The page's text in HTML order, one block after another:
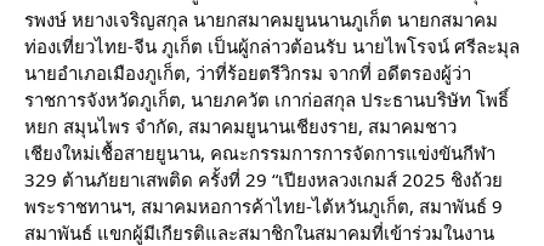
รพงษ์ หยางเจริญสกุล นายกสมาคมยูนนานภูเก็ต นายกสมาคม
ท่องเที่ยวไทย-จีน ภูเก็ต เป็นผู้กล่าวต้อนรับ นายไพโรจน์ ศรีละมุล
นายอำเภอเมืองภูเก็ต, ว่าที่ร้อยตรีวิกรม จากที่ อดีตรองผู้ว่า
ราชการจังหวัดภูเก็ต, นายภควัต เกาก่อสกุล ประธานบริษัท โพธิ์
หยก สมุนไพร จำกัด, สมาคมยูนานเชียงราย, สมาคมชาว
เชียงใหม่เชื้อสายยูนาน, คณะกรรมการการจัดการแข่งขันกีฬา
329 ต้านภัยยาเสพติด ครั้งที่ 29 “เปียงหลวงเกมส์ 2025 ชิงถ้วย
พระราชทานฯ, สมาคมหอการค้าไทย-ไต้หวันภูเก็ต, สมาพันธ์ 9
สมาพันธ์ แขกผู้มีเกียรติและสมาชิกในสมาคมที่เข้าร่วมในงาน